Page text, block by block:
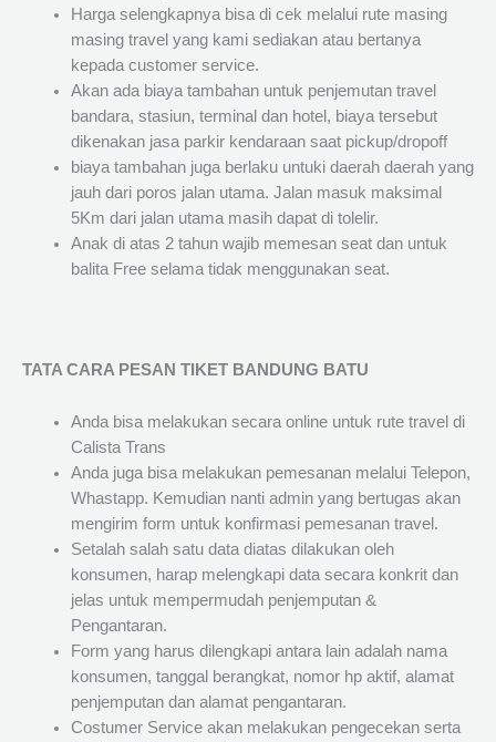
Harga selengkapnya bisa di cek melalui rute masing
masing travel yang kami sediakan atau bertanya
kepada customer service.
Akan ada biaya tambahan untuk penjemutan travel
bandara, stasiun, terminal dan hotel, biaya tersebut
dikenakan jasa parkir kendaraan saat pickup/dropoff
biaya tambahan juga berlaku untuki daerah daerah yang
jauh dari poros jalan utama. Jalan masuk maksimal
5Km dari jalan utama masih dapat di tolelir.
Anak di atas 2 tahun wajib memesan seat dan untuk
balita Free selama tidak menggunakan seat.
TATA CARA PESAN TIKET BANDUNG BATU
Anda bisa melakukan secara online untuk rute travel di
Calista Trans
Anda juga bisa melakukan pemesanan melalui Telepon,
Whastapp. Kemudian nanti admin yang bertugas akan
mengirim form untuk konfirmasi pemesanan travel.
Setalah salah satu data diatas dilakukan oleh
konsumen, harap melengkapi data secara konkrit dan
jelas untuk mempermudah penjemputan &
Pengantaran.
Form yang harus dilengkapi antara lain adalah nama
konsumen, tanggal berangkat, nomor hp aktif, alamat
penjemputan dan alamat pengantaran.
Costumer Service akan melakukan pengecekan serta